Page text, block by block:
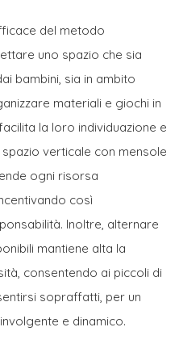
del metodo
uno spazio che sia
bambini, sia in ambito
materiali e giochi in
la loro individuazione e
verticale con mensole
ogni risorsa
così
Inoltre, alternare
mantiene alta la
consentendo ai piccoli di
sopraffatti, per un
e dinamico.